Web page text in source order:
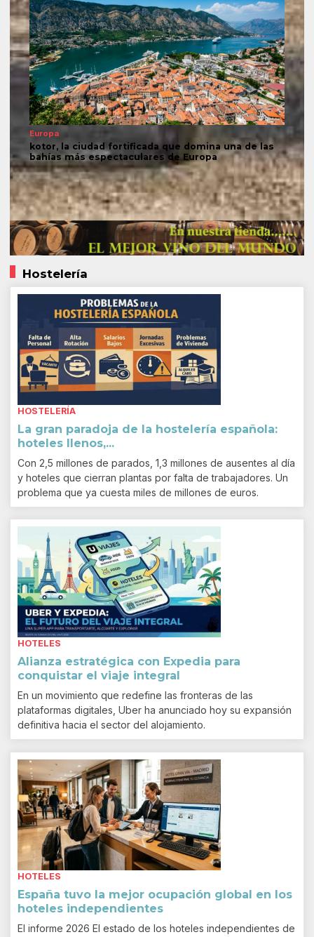
Europa
kotor, la ciudad fortificada que domina una de las
bahías más espectaculares de Europa
Hostelería
HOSTELERÍA
La gran paradoja de la hostelería española:
hoteles llenos,...
Con 2,5 millones de parados, 1,3 millones de ausentes al día
y hoteles que cierran plantas por falta de trabajadores. Un
problema que ya cuesta miles de millones de euros.
HOTELES
Alianza estratégica con Expedia para
conquistar el viaje integral
En un movimiento que redefine las fronteras de las
plataformas digitales, Uber ha anunciado hoy su expansión
definitiva hacia el sector del alojamiento.
HOTELES
España tuvo la mejor ocupación global en los
hoteles independientes
El informe 2026 El estado de los hoteles independientes de